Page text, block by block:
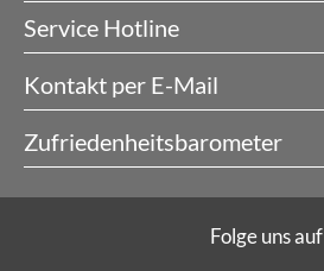
Service Hotline
Kontakt per E-Mail
Zufriedenheitsbarometer
Folge uns auf